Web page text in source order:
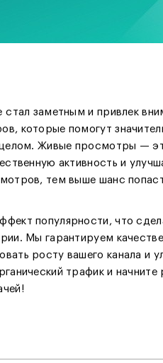
стал заметным и привлек
которые помогут
Живые просмотры —
активность и
тем выше шанс
популярности, что
Мы гарантируем
росту вашего канала и
трафик и начните